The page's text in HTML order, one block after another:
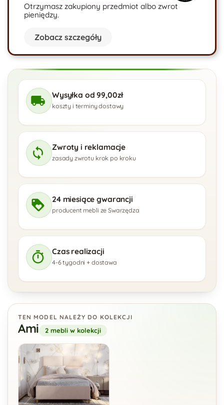
Otrzymasz zakupiony przedmiot albo zwrot
pieniędzy.
Zobacz szczegóły
Wysyłka od 99,00zł
koszty i terminy dostawy
Zwroty i reklamacje
zasady zwrotu krok po kroku
24 miesiące gwarancji
producent mebli ze Swarzędza
Czas realizacji
4-6 tygodni + dostawa
TEN MODEL NALEŻY DO KOLEKCJI
Ami 2 mebli w kolekcji